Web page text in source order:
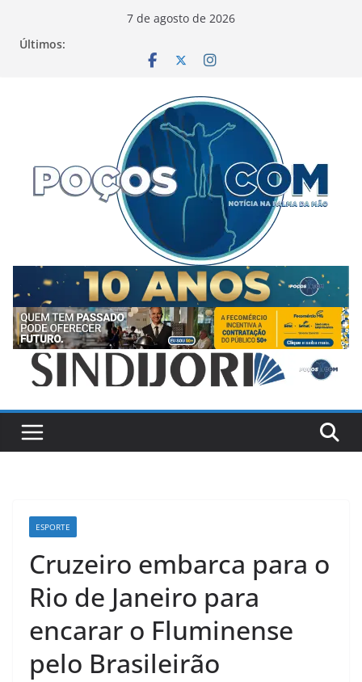
7 de agosto de 2026
Últimos:
ESPORTE
Cruzeiro embarca para o
Rio de Janeiro para
encarar o Fluminense
pelo Brasileirão